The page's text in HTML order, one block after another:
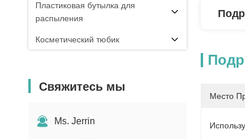
Пластиковая бутылка для
распыления
Косметический тюбик
Компонент упаковки
Свяжитесь мы
Ms. Jerrin
Место